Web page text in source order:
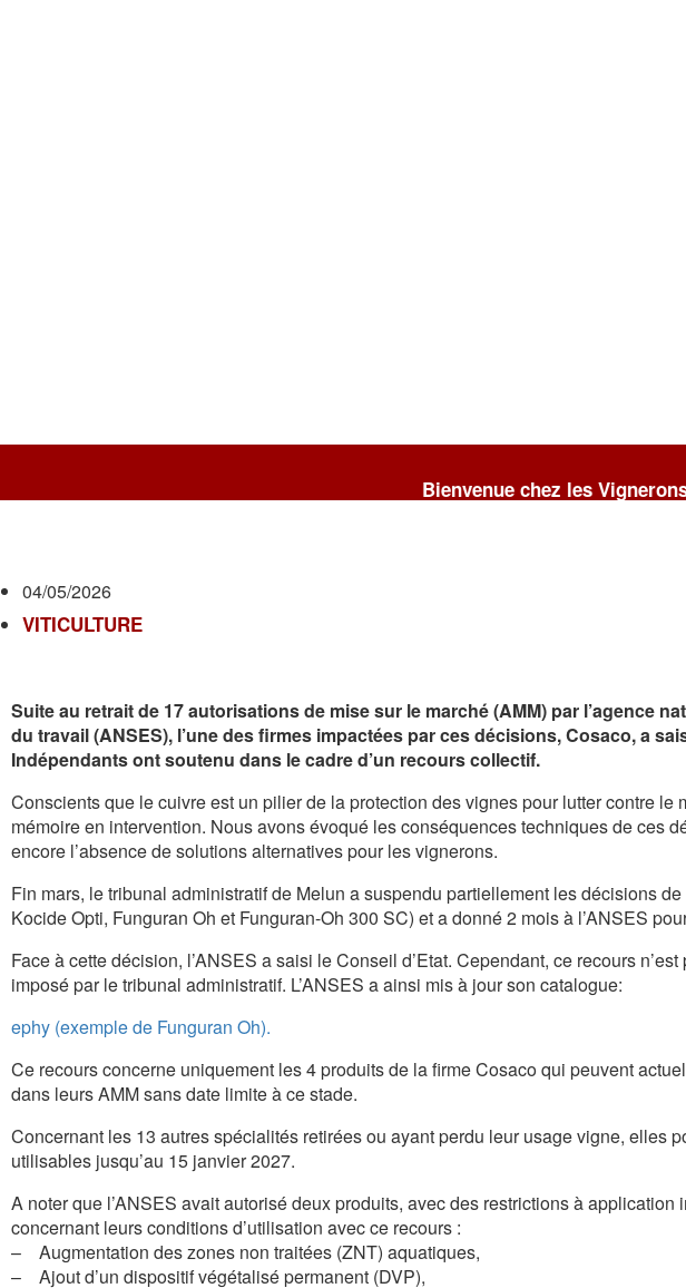
Bienvenue chez les Vignerons
04/05/2026
VITICULTURE
Suite au retrait de 17 autorisations de mise sur le marché (AMM) par l’agence
du travail (ANSES), l’une des firmes impactées par ces décisions, Cosaco, a
Indépendants ont soutenu dans le cadre d’un recours collectif.
Conscients que le cuivre est un pilier de la protection des vignes pour lutter contre
mémoire en intervention. Nous avons évoqué les conséquences techniques de ces
encore l’absence de solutions alternatives pour les vignerons.
Fin mars, le tribunal administratif de Melun a suspendu partiellement les décisions
Kocide Opti, Funguran Oh et Funguran-Oh 300 SC) et a donné 2 mois à l’ANSES
Face à cette décision, l’ANSES a saisi le Conseil d’Etat. Cependant, ce recours
imposé par le tribunal administratif. L’ANSES a ainsi mis à jour son catalogue:
ephy (exemple de Funguran Oh).
Ce recours concerne uniquement les 4 produits de la firme Cosaco qui peuvent
dans leurs AMM sans date limite à ce stade.
Concernant les 13 autres spécialités retirées ou ayant perdu leur usage vigne, elles
utilisables jusqu’au 15 janvier 2027.
A noter que l’ANSES avait autorisé deux produits, avec des restrictions à
concernant leurs conditions d’utilisation avec ce recours :
– Augmentation des zones non traitées (ZNT) aquatiques,
– Ajout d’un dispositif végétalisé permanent (DVP),